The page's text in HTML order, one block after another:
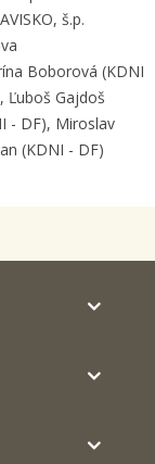
š.p.
Boborová (KDNI
Ľuboš Gajdoš
- DF), Miroslav
(KDNI - DF)